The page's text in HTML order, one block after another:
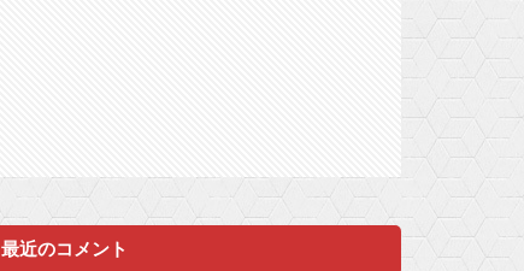
最近のコメント